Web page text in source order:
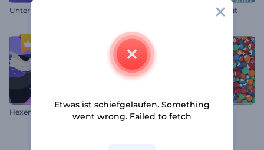
Unternehmenserfolg Promo Immobilien-Diashow Toolkit
Hexenhafter Halloween-Opener Toolkit für soziale Medien
Etwas ist schiefgelaufen. Something
went wrong. Failed to fetch